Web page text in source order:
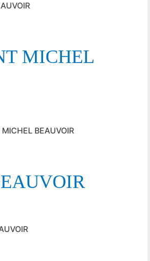
MICHEL
BEAUVOIR